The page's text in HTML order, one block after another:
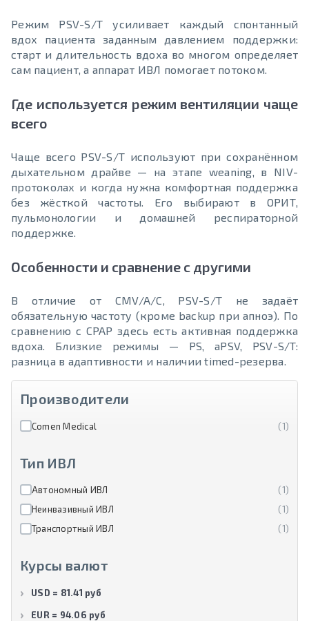
Режим PSV-S/T усиливает каждый спонтанный
вдох пациента заданным давлением поддержки:
старт и длительность вдоха во многом определяет
сам пациент, а аппарат ИВЛ помогает потоком.
Где используется режим вентиляции чаще
всего
Чаще всего PSV-S/T используют при сохранённом
дыхательном драйве — на этапе weaning, в NIV-
протоколах и когда нужна комфортная поддержка
без жёсткой частоты. Его выбирают в ОРИТ,
пульмонологии и домашней респираторной
поддержке.
Особенности и сравнение с другими
В отличие от CMV/A/C, PSV-S/T не задаёт
обязательную частоту (кроме backup при апноэ). По
сравнению с CPAP здесь есть активная поддержка
вдоха. Близкие режимы — PS, aPSV, PSV-S/T:
разница в адаптивности и наличии timed-резерва.
Производители
Comen Medical (1)
Тип ИВЛ
Автономный ИВЛ
(1)
Неинвазивный ИВЛ
(1)
Транспортный ИВЛ
(1)
Курсы валют
USD = 81.41 руб
EUR = 94.06 руб